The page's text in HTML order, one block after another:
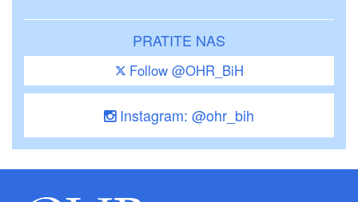
PRATITE NAS
Follow @OHR_BiH
Instagram: @ohr_bih